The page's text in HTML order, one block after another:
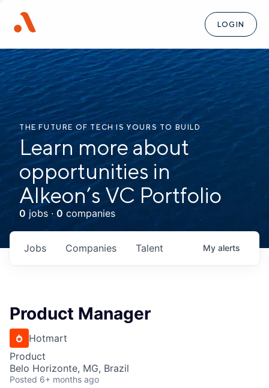
LOGIN
THE FUTURE OF TECH IS YOURS TO BUILD
Learn more about
opportunities in
Alkeon’s VC Portfolio
0 jobs · 0 companies
Jobs Companies Talent My alerts
Product Manager
Hotmart
Product
Belo Horizonte, MG, Brazil
Posted 6+ months ago